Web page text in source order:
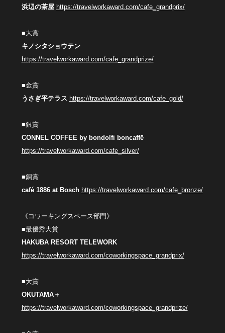
浜辺の茶屋 https://travelworkaward.com/cafe_grandprix/
■大賞
キノシタショウテン
https://travelworkaward.com/cafe_grandprize/
■金賞
うさぎ平テラス https://travelworkaward.com/cafe_gold/
■銀賞
CONNEL COFFEE by bondolfi boncaffē
https://travelworkaward.com/cafe_silver/
■銅賞
café 1886 at Bosch https://travelworkaward.com/cafe_bronze/
《コワーキングスペース部門》
■最優秀大賞
HAKUBA RESORT TELEWORK
https://travelworkaward.com/coworkingspace_grandprix/
■大賞
OKUTAMA＋
https://travelworkaward.com/coworkingspace_grandprize/